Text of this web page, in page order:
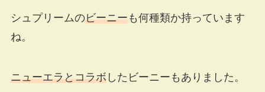
シュプリームのビーニーも何種類か持っています
ね。
ニューエラとコラボしたビーニーもありました。